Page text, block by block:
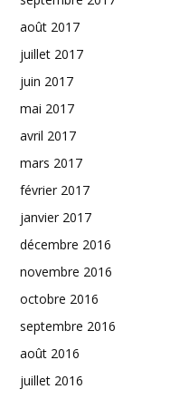
août 2017
juillet 2017
juin 2017
mai 2017
avril 2017
mars 2017
février 2017
janvier 2017
décembre 2016
novembre 2016
octobre 2016
septembre 2016
août 2016
juillet 2016